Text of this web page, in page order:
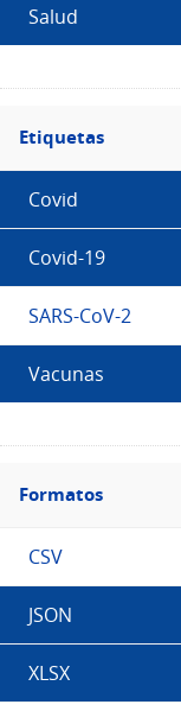
Salud
Filtro
Etiquetas
Etiquetas
Covid
Covid-19
SARS-CoV-2
Vacunas
Filtro
Formatos
Formatos
CSV
JSON
XLSX